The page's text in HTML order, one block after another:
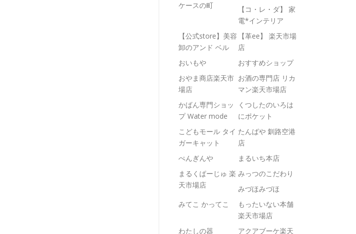
ケースの町
【コ・レ・ダ】 家
電*インテリア
【公式store】美容
卸のアンド ベル
【革ee】 楽天市場
店
おいもや
おすすめショップ
おやま商店楽天市
場店
お酒の専門店 リカ
マン楽天市場店
かばん専門ショッ
プ Water mode
くつしたのいろは
にポケット
こどもモール タイ
ガーキャット
たんばや 釧路空港
店
ぺんぎんや
まるいち本店
まるくぱーじゅ 楽
天市場店
みっつのこだわり
みづほみづほ
みてこ かってこ
もったいない本舗
楽天市場店
わたしの器
アクアブーケ楽天